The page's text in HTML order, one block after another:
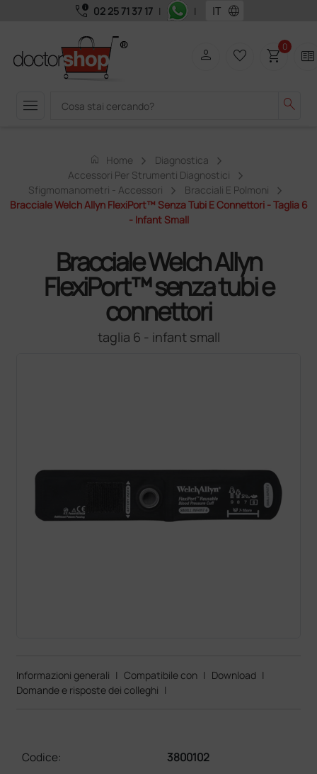
call_quality 02 25 71 37 17 | | language
menu search
person favorite_border shopping_cart0 two_pager
home Home
Diagnostica
Accessori Per Strumenti Diagnostici
Sfigmomanometri - Accessori
Bracciali E Polmoni
Bracciale Welch Allyn FlexiPort™ Senza Tubi E Connettori - Taglia 6
- Infant Small
Bracciale Welch Allyn
FlexiPort™ senza tubi e
connettori
taglia 6 - infant small
Informazioni generali | Compatibile con | Download |
Domande e risposte dei colleghi |
Codice:
3800102